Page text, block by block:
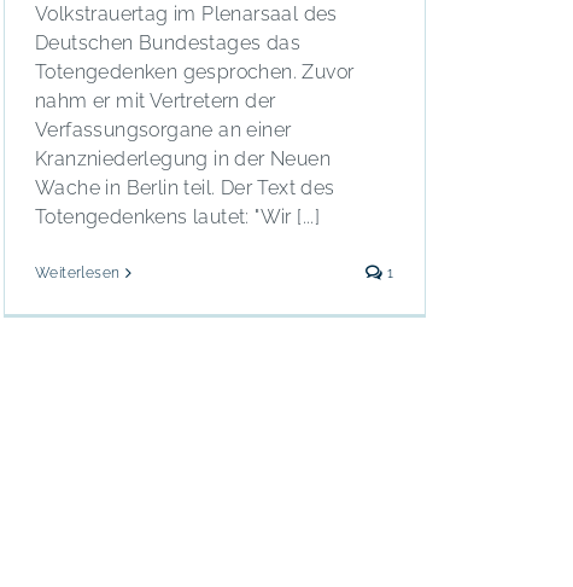
Volkstrauertag im Plenarsaal des
Deutschen Bundestages das
Totengedenken gesprochen. Zuvor
nahm er mit Vertretern der
Verfassungsorgane an einer
Kranzniederlegung in der Neuen
Wache in Berlin teil. Der Text des
Totengedenkens lautet: "Wir [...]
Weiterlesen 1